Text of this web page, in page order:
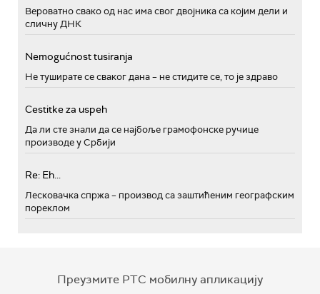
Вероватно свако од нас има свог двојника са којим дели и
сличну ДНК
Nemogućnost tusiranja
Не туширате се сваког дана – не стидите се, то је здраво
Cestitke za uspeh
Да ли сте знали да се најбоље грамофонске ручице
производе у Србији
Re: Eh...
Лесковачка спржа – производ са заштићеним географским
пореклом
Преузмите РТС мобилну апликацију